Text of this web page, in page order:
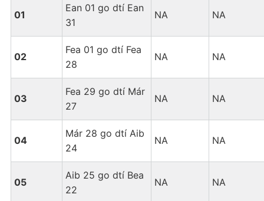
01
Ean 01 go dtí Ean
31
NA NA
02
Fea 01 go dtí Fea
28
NA NA
03
Fea 29 go dtí Már
27
NA NA
04
Már 28 go dtí Aib
24
NA NA
05
Aib 25 go dtí Bea
22
NA NA